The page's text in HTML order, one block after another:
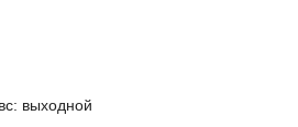
выходной